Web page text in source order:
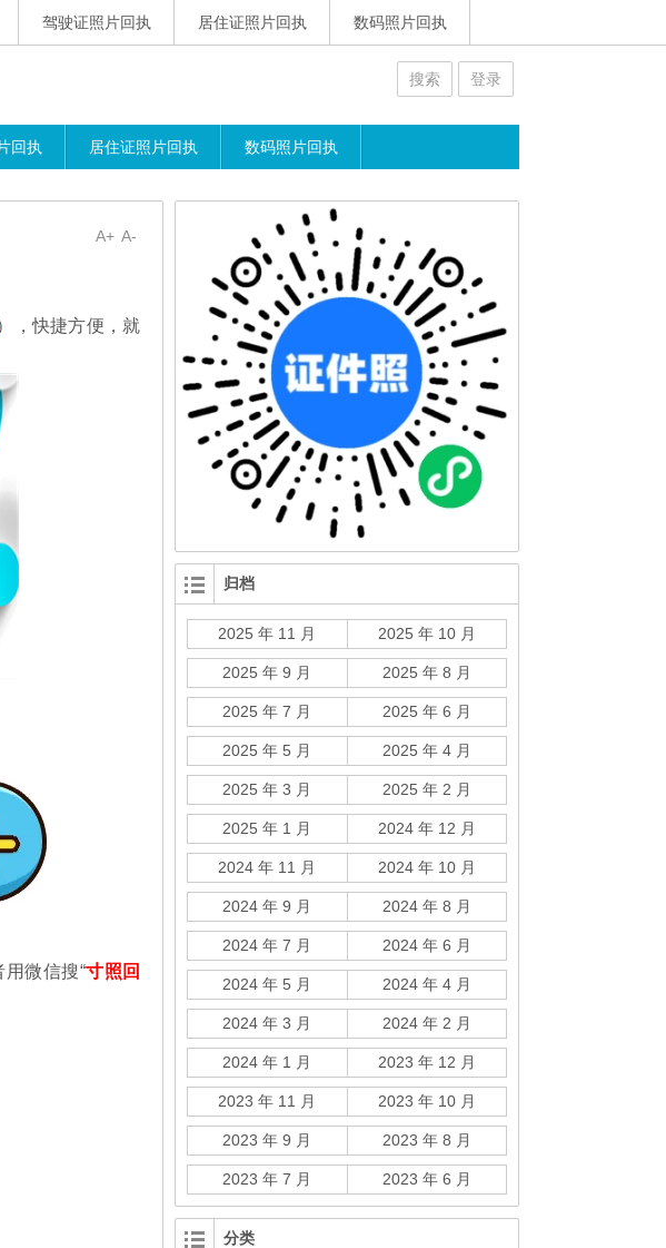
驾驶证照片回执 居住证照片回执 数码照片回执
搜索 登录
回执 居住证照片回执 数码照片回执
A-
A+
，快捷方便，就
微信搜“寸照回
归档
2025 年 11 月 2025 年 10 月
2025 年 9 月 2025 年 8 月
2025 年 7 月 2025 年 6 月
2025 年 5 月 2025 年 4 月
2025 年 3 月 2025 年 2 月
2025 年 1 月 2024 年 12 月
2024 年 11 月 2024 年 10 月
2024 年 9 月 2024 年 8 月
2024 年 7 月 2024 年 6 月
2024 年 5 月 2024 年 4 月
2024 年 3 月 2024 年 2 月
2024 年 1 月 2023 年 12 月
2023 年 11 月 2023 年 10 月
2023 年 9 月 2023 年 8 月
2023 年 7 月 2023 年 6 月
分类